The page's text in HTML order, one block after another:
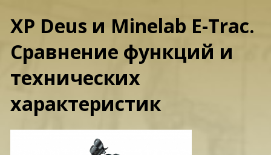
XP Deus и Minelab E-Trac.
Сравнение функций и
технических
характеристик